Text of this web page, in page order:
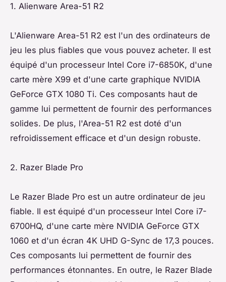
1. Alienware Area-51 R2
L'Alienware Area-51 R2 est l'un des ordinateurs de
jeu les plus fiables que vous pouvez acheter. Il est
équipé d'un processeur Intel Core i7-6850K, d'une
carte mère X99 et d'une carte graphique NVIDIA
GeForce GTX 1080 Ti. Ces composants haut de
gamme lui permettent de fournir des performances
solides. De plus, l'Area-51 R2 est doté d'un
refroidissement efficace et d'un design robuste.
2. Razer Blade Pro
Le Razer Blade Pro est un autre ordinateur de jeu
fiable. Il est équipé d'un processeur Intel Core i7-
6700HQ, d'une carte mère NVIDIA GeForce GTX
1060 et d'un écran 4K UHD G-Sync de 17,3 pouces.
Ces composants lui permettent de fournir des
performances étonnantes. En outre, le Razer Blade